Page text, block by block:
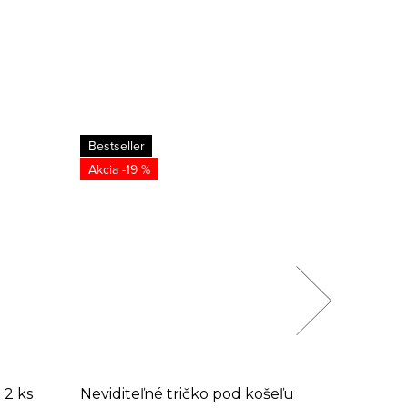
ks
Bestseller
-19 %
Neviditeľné tričko pod košeľu